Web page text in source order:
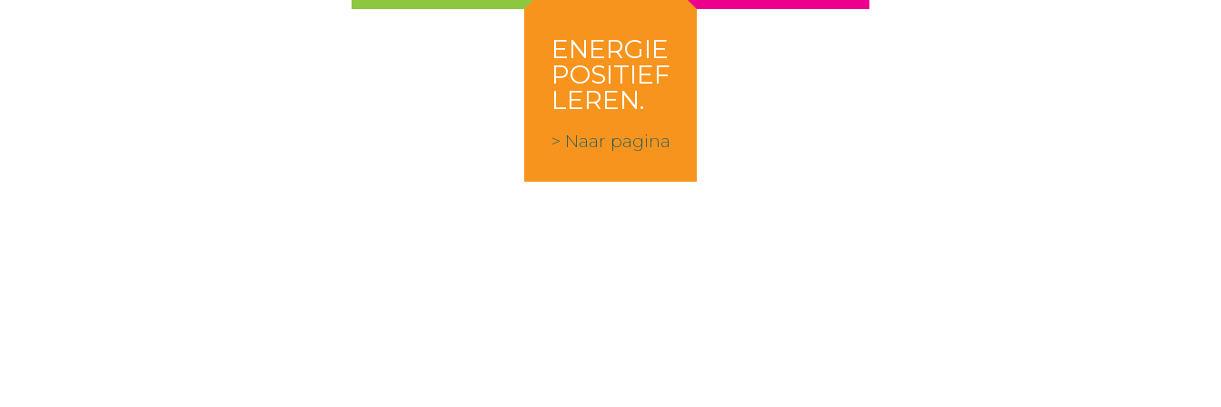
ENERGIE
POSITIEF
LEREN.
> Naar pagina